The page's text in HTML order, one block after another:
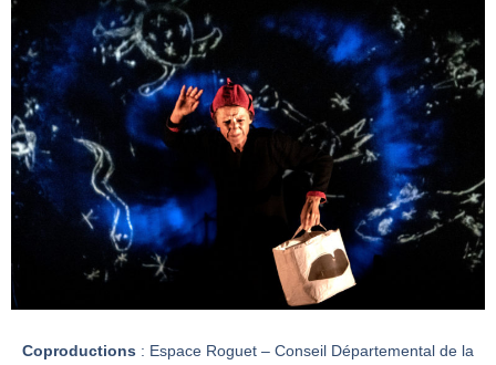
Coproductions : Espace Roguet – Conseil Départemental de la